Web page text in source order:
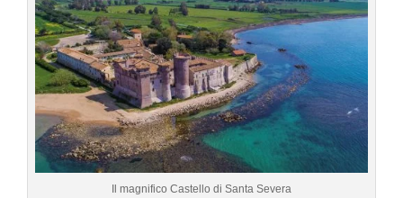
Il magnifico Castello di Santa Severa